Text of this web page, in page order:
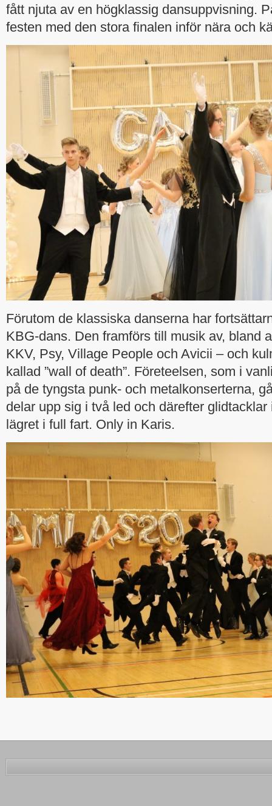
fått njuta av en högklassig dansuppvisning.
festen med den stora finalen inför nära och
Förutom de klassiska danserna har
KBG-dans. Den framförs till musik av, bland
KKV, Psy, Village People och Avicii – och
kallad ”wall of death”. Företeelsen, som i
på de tyngsta punk- och metalkonserterna,
delar upp sig i två led och därefter glidtacklar
lägret i full fart. Only in Karis.